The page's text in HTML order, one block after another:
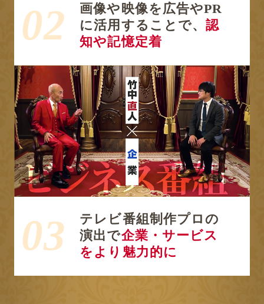
02
画像や映像を広告やPR
に活用する ことで、認
知や記憶定着
03
テレビ番組制作プロの
演出で企業・サービス
をより魅力的に